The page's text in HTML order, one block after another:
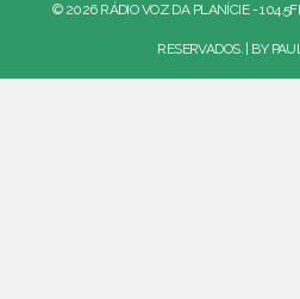
© 2026 RÁDIO VOZ DA PLANÍCIE -
RESERVADOS. | BY